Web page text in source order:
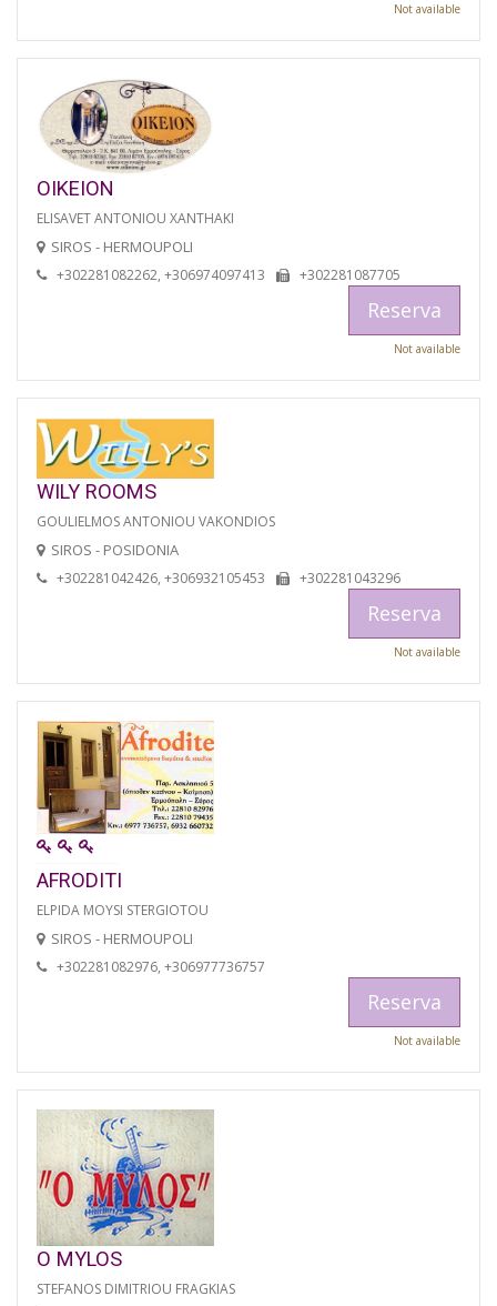
Not available
OIKEION
ELISAVET ANTONIOU XANTHAKI
SIROS - HERMOUPOLI
+302281082262, +306974097413 +302281087705
Reserva
Not available
WILY ROOMS
GOULIELMOS ANTONIOU VAKONDIOS
SIROS - POSIDONIA
+302281042426, +306932105453 +302281043296
Reserva
Not available
AFRODITI
ELPIDA MOYSI STERGIOTOU
SIROS - HERMOUPOLI
+302281082976, +306977736757
Reserva
Not available
O MYLOS
STEFANOS DIMITRIOU FRAGKIAS